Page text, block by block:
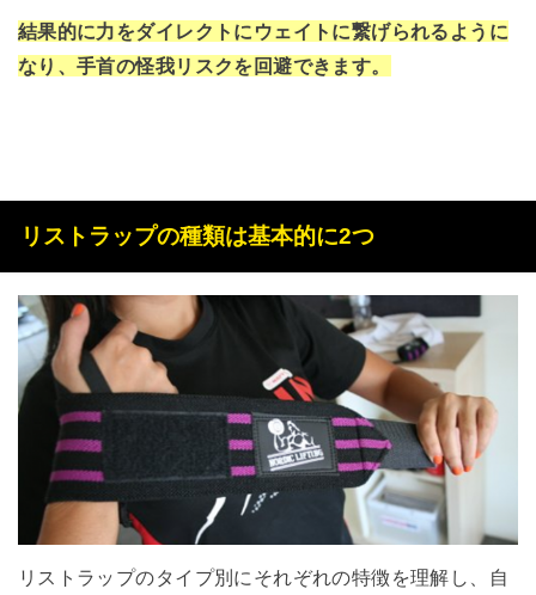
結果的に力をダイレクトにウェイトに繋げられるように
なり、手首の怪我リスクを回避できます。
リストラップの種類は基本的に2つ
リストラップのタイプ別にそれぞれの特徴を理解し、自